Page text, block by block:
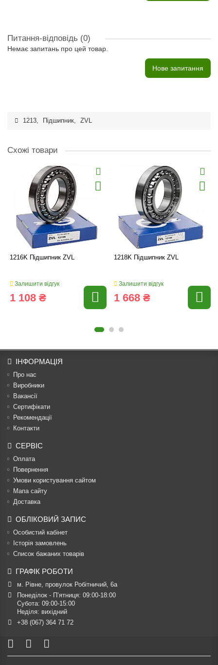
Питання-відповідь (0)
Немає запитань про цей товар.
Нове запитання
1213, Підшипник, ZVL
Схожі товари
1216K Підшипник ZVL
Залишити відгук
1 108 ₴
1218K Підшипник ZVL
Залишити відгук
1 668 ₴
ІНФОРМАЦІЯ
Про нас
Виробники
Вакансії
Сертифікати
Рекомендації
Контакти
СЕРВІС
Оплата
Повернення
Умови користування сайтом
Мапа сайту
Доставка
ОБЛІКОВИЙ ЗАПИС
Особистий кабінет
Історія замовлень
Список бажаних товарів
ГРАФІК РОБОТИ
м. Рівне, провулок Робітничий, 6а
Понеділок - П’ятниця: 09:00-18:00
Субота: 09:00-15:00
Неділя: вихідний
+38 (067) 364 71 72